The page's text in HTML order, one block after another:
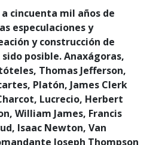
cincuenta mil años de
especulaciones y
y construcción de
posible. Anaxágoras,
Thomas Jefferson,
Platón, James Clerk
Lucrecio, Herbert
William James, Francis
Isaac Newton, Van
Joseph Thompson